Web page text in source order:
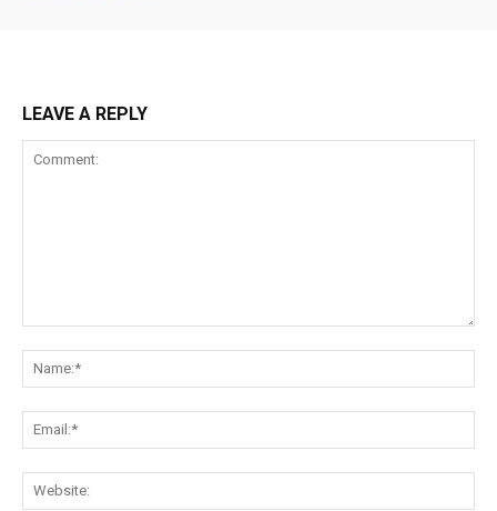
LEAVE A REPLY